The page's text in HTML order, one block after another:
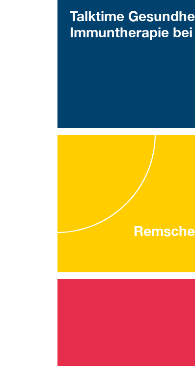
Talktime
Immuntherapie